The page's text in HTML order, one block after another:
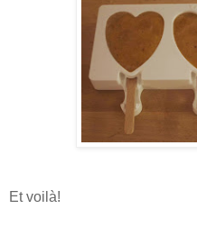
Et voilà!